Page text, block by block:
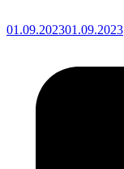
01.09.202301.09.2023